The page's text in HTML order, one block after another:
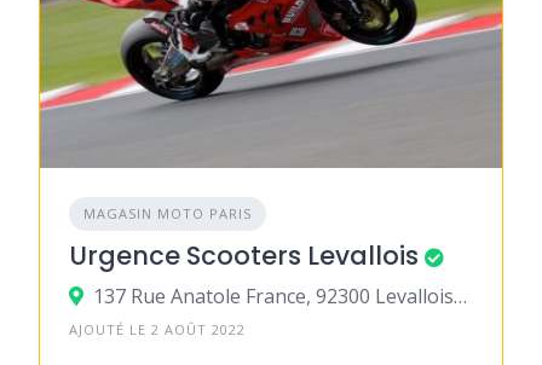
MAGASIN MOTO PARIS
Urgence Scooters Levallois
137 Rue Anatole France, 92300 Levallois-Perret
AJOUTÉ LE 2 AOÛT 2022